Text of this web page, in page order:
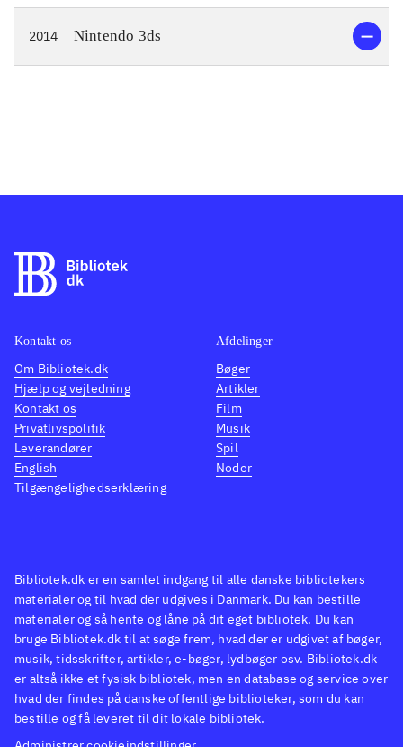
2014 Nintendo 3ds
Bibliotek.dk er en samlet indgang til alle danske bibliotekers
materialer og til hvad der udgives i Danmark. Du kan bestille
materialer og så hente og låne på dit eget bibliotek. Du kan
bruge Bibliotek.dk til at søge frem, hvad der er udgivet af bøger,
musik, tidsskrifter, artikler, e-bøger, lydbøger osv. Bibliotek.dk
er altså ikke et fysisk bibliotek, men en database og service over
hvad der findes på danske offentlige biblioteker, som du kan
bestille og få leveret til dit lokale bibliotek.
Kontakt os
Om Bibliotek.dk
Hjælp og vejledning
Kontakt os
Privatlivspolitik
Leverandører
English
Tilgængelighedserklæring
Afdelinger
Bøger
Artikler
Film
Musik
Spil
Noder